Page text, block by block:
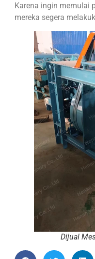
Karena ingin memulai
mereka segera
Dijual